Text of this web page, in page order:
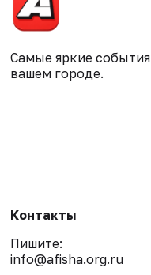
Самые яркие
вашем городе.
Контакты
Пишите:
info@afisha.org.ru